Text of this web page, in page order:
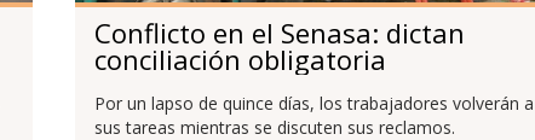
Conflicto en el Senasa: dictan
conciliación obligatoria
Por un lapso de quince días, los trabajadores volverán a
sus tareas mientras se discuten sus reclamos.